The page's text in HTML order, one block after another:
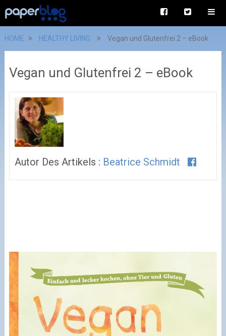
HOME HEALTHY LIVING Vegan und Glutenfrei 2 – eBook
Vegan und Glutenfrei 2 – eBook
Autor Des Artikels : Beatrice Schmidt